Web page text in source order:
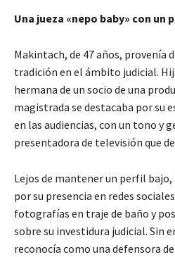
Una jueza «nepo baby» con
Makintach, de 47 años, provenía
tradición en el ámbito judicial.
hermana de un socio de una
magistrada se destacaba por su
en las audiencias, con un tono y
presentadora de televisión que
Lejos de mantener un perfil
por su presencia en redes
fotografías en traje de baño y
sobre su investidura judicial. Sin
reconocía como una defensora